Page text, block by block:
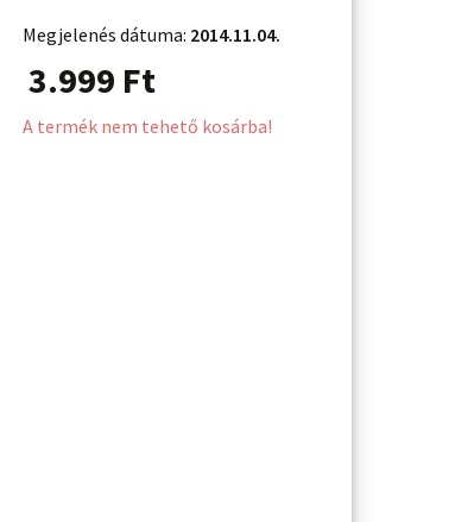
Megjelenés dátuma: 2014.11.04.
3.999 Ft
A termék nem tehető kosárba!